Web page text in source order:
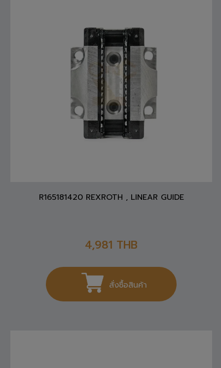
R165181420 REXROTH , LINEAR GUIDE
4,981 THB
สั่งซื้อสินค้า